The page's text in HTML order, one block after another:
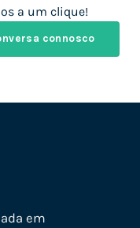
a um clique!
connosco
em